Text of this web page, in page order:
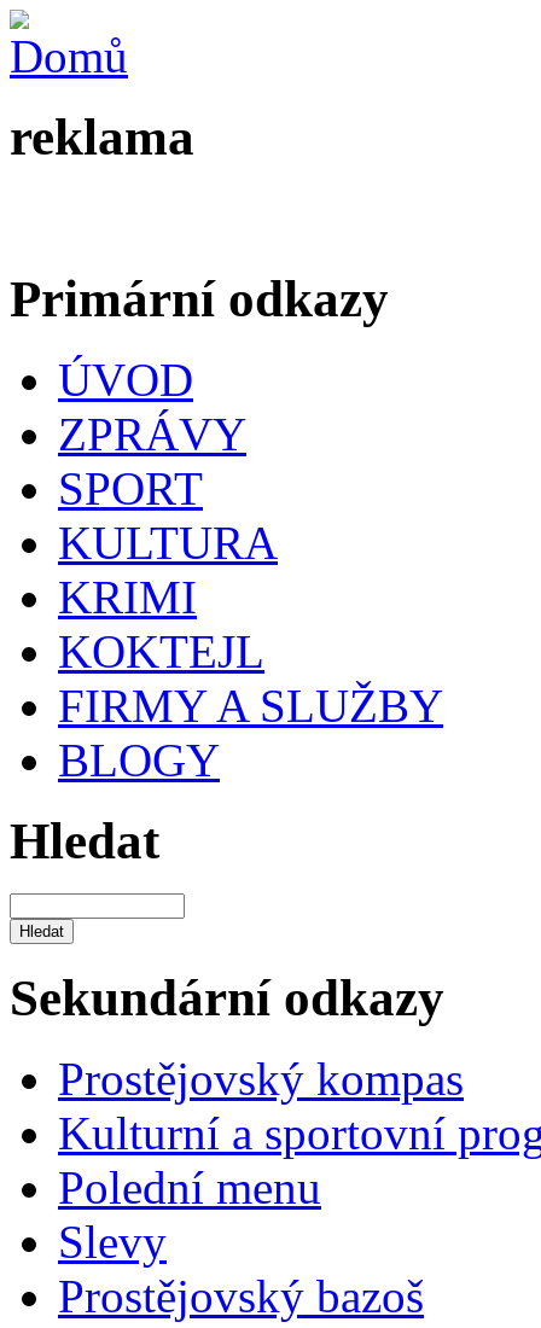
reklama
Primární odkazy
ÚVOD
ZPRÁVY
SPORT
KULTURA
KRIMI
KOKTEJL
FIRMY A SLUŽBY
BLOGY
Hledat
Sekundární odkazy
Prostějovský kompas
Kulturní a sportovní
Polední menu
Slevy
Prostějovský bazoš